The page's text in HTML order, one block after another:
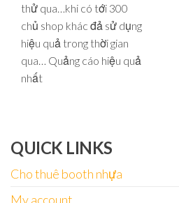
thử qua…khi có tới 300
chủ shop khác đả sử dụng
hiệu quả trong thời gian
qua… Quảng cáo hiệu quả
nhất
QUICK LINKS
Cho thuê booth nhựa
My account